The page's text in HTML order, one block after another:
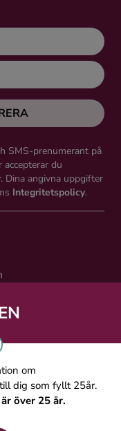
om
dig som fyllt 25år.
över 25 år.
SMS-prenumerant på
accepterar du
. Dina angivna uppgifter
Integritetspolicy.
64 Stockholm